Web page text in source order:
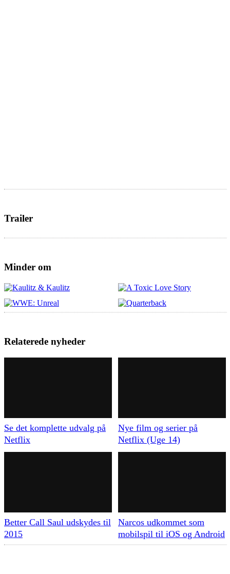
Trailer
Minder om
Relaterede nyheder
Se det komplette udvalg på
Netflix
Nye film og serier på
Netflix (Uge 14)
Better Call Saul udskydes til
2015
Narcos udkommet som
mobilspil til iOS og Android